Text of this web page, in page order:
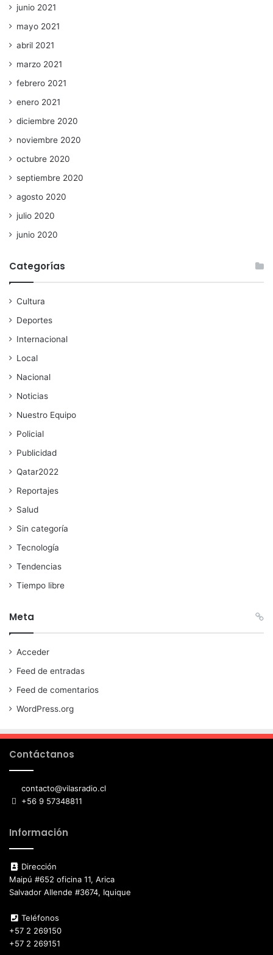
junio 2021
mayo 2021
abril 2021
marzo 2021
febrero 2021
enero 2021
diciembre 2020
noviembre 2020
octubre 2020
septiembre 2020
agosto 2020
julio 2020
junio 2020
Categorías
Cultura
Deportes
Internacional
Local
Nacional
Noticias
Nuestro Equipo
Policial
Publicidad
Qatar2022
Reportajes
Salud
Sin categoría
Tecnología
Tendencias
Tiempo libre
Meta
Acceder
Feed de entradas
Feed de comentarios
WordPress.org
Contáctanos
contacto@vilasradio.cl
+56 9 57348811
Información
Dirección
Maipú #652 oficina 11, Arica
Salvador Allende #3674, Iquique
Teléfonos
+57 2 269150
+57 2 269151